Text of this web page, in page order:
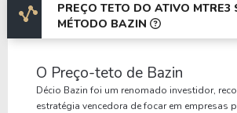
PREÇO TETO DO ATIVO MTRE3
MÉTODO BAZIN
O Preço-teto de Bazin
Décio Bazin foi um renomado investidor,
estratégia vencedora de focar em empresas